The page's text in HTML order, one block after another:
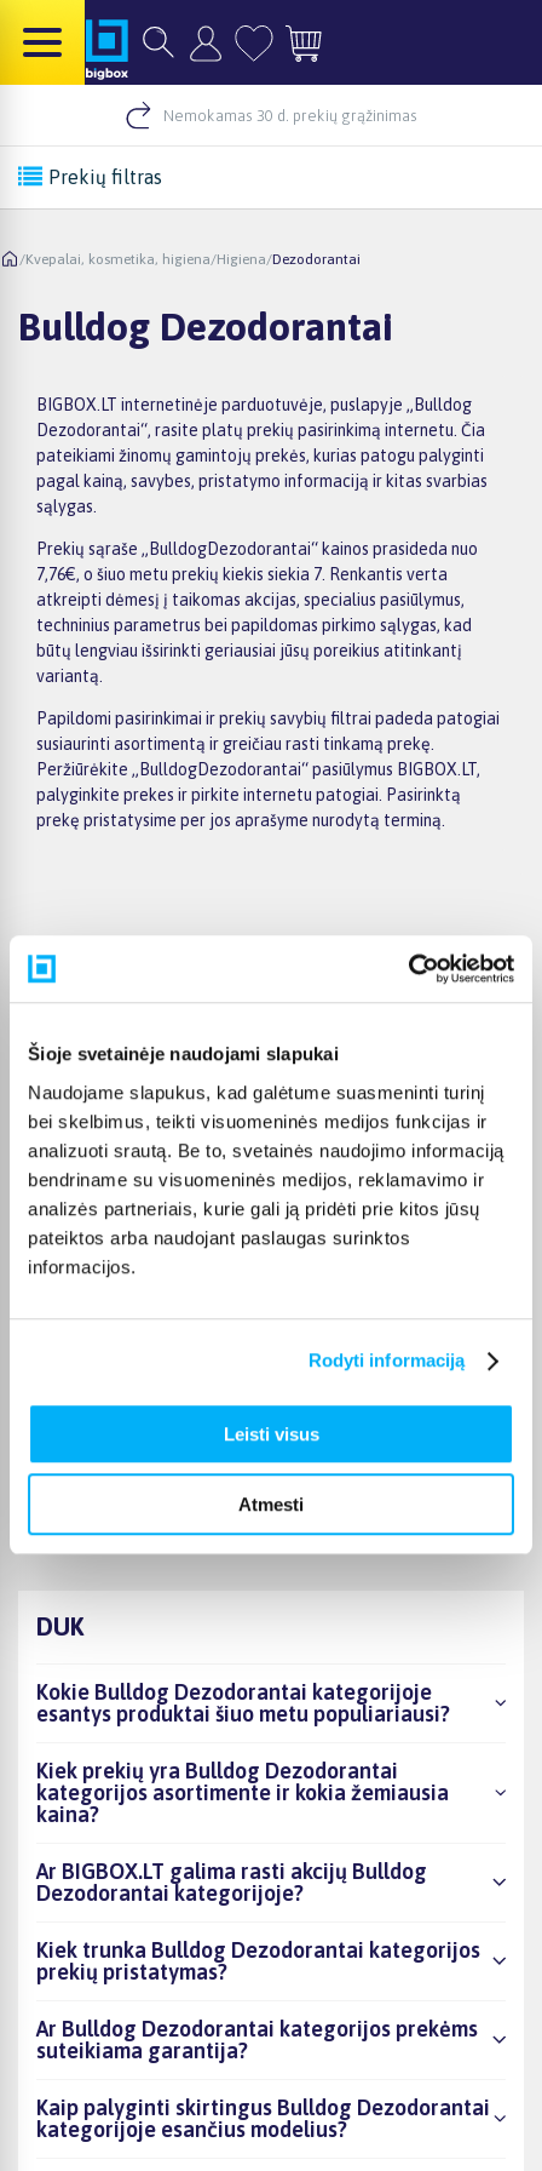
Šioje svetainėje naudojami slapukai
Naudojame slapukus, kad galėtume suasmeninti turinį
bei skelbimus, teikti visuomeninės medijos funkcijas ir
analizuoti srautą. Be to, svetainės naudojimo informaciją
bendriname su visuomeninės medijos, reklamavimo ir
analizės partneriais, kurie gali ją pridėti prie kitos jūsų
pateiktos arba naudojant paslaugas surinktos
informacijos.
Rodyti informaciją
Leisti visus
Atmesti
Nemokamas 30 d. prekių grąžinimas
Prekių filtras
/Kvepalai, kosmetika, higiena/Higiena/Dezodorantai
Bulldog Dezodorantai
BIGBOX.LT internetinėje parduotuvėje, puslapyje „Bulldog
Dezodorantai“, rasite platų prekių pasirinkimą internetu. Čia
pateikiami žinomų gamintojų prekės, kurias patogu palyginti
pagal kainą, savybes, pristatymo informaciją ir kitas svarbias
sąlygas.
Prekių sąraše „BulldogDezodorantai“ kainos prasideda nuo
7,76€, o šiuo metu prekių kiekis siekia 7. Renkantis verta
atkreipti dėmesį į taikomas akcijas, specialius pasiūlymus,
techninius parametrus bei papildomas pirkimo sąlygas, kad
būtų lengviau išsirinkti geriausiai jūsų poreikius atitinkantį
variantą.
Papildomi pasirinkimai ir prekių savybių filtrai padeda patogiai
susiaurinti asortimentą ir greičiau rasti tinkamą prekę.
Peržiūrėkite „BulldogDezodorantai“ pasiūlymus BIGBOX.LT,
palyginkite prekes ir pirkite internetu patogiai. Pasirinktą
prekę pristatysime per jos aprašyme nurodytą terminą.
Pirkėjų atsiliepimai apie prekes
Patvirtintas pirkėjas
Gera kaina, puiki kokybe, tik pristtymo laikas galetu buti trumpesnis.
Laima M.
Patvirtintas pirkėjas
Patvirtintas pirkėjas
DUK
Kokie Bulldog Dezodorantai kategorijoje
esantys produktai šiuo metu populiariausi?
Kiek prekių yra Bulldog Dezodorantai
kategorijos asortimente ir kokia žemiausia
kaina?
Ar BIGBOX.LT galima rasti akcijų Bulldog
Dezodorantai kategorijoje?
Kiek trunka Bulldog Dezodorantai kategorijos
prekių pristatymas?
Ar Bulldog Dezodorantai kategorijos prekėms
suteikiama garantija?
Kaip palyginti skirtingus Bulldog Dezodorantai
kategorijoje esančius modelius?